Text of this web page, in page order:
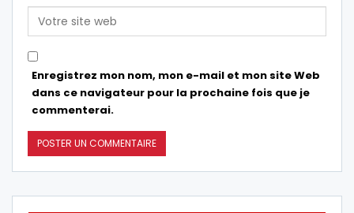
Enregistrez mon nom, mon e-mail et mon site Web
dans ce navigateur pour la prochaine fois que je
commenterai.